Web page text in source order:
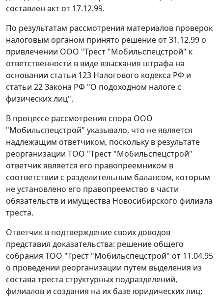
составлен акт от 17.12.99.
По результатам рассмотрения материалов проверок
налоговым органом принято решение от 31.12.99 о
привлечении ООО "Трест "Мобильспецстрой" к
ответственности в виде взыскания штрафа на
основании статьи 123 Налогового кодекса РФ и
статьи 22Закона РФ "О подоходном налоге с
физических лиц".
В процессе рассмотрения спора ООО
"Мобильспецстрой" указывало, что не является
надлежащим ответчиком, поскольку в результате
реорганизации ТОО "Трест "Мобильспецстрой"
ответчик является его правопреемником в
соответствии с разделительным балансом, которым
не установлено его правопреемство в части
обязательств и имущества Новосибирского филиала
треста.
Ответчик в подтверждение своих доводов
представил доказательства: решение общего
собрания ТОО "Трест "Мобильспецстрой" от 11.04.95
о проведении реорганизации путем выделения из
состава треста структурных подразделений,
филиалов и создания на их базе юридических лиц;